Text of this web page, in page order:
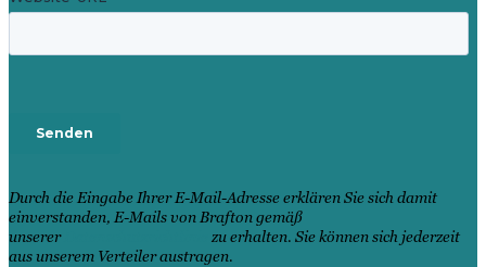
Durch die Eingabe Ihrer E-Mail-Adresse erklären Sie sich damit
einverstanden, E-Mails von Brafton gemäß
unserer
zu erhalten. Sie können sich jederzeit
aus unserem Verteiler austragen.